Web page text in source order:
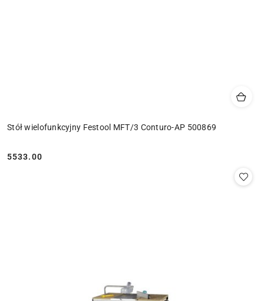
Stół wielofunkcyjny Festool MFT/3 Conturo-AP 500869
Cena:
5533.00